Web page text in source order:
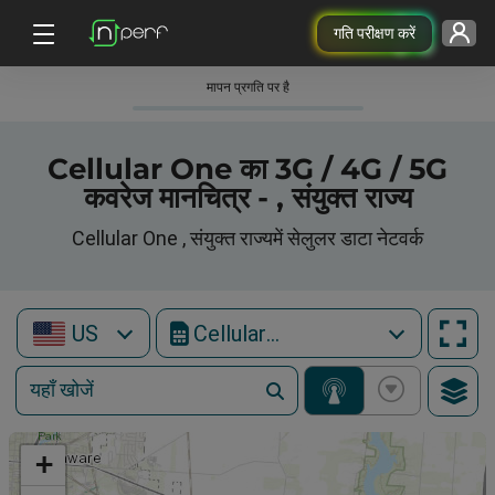
गति परीक्षण करें
मापन प्रगति पर है
Cellular One का 3G / 4G / 5G
कवरेज मानचित्र - , संयुक्त राज्य
Cellular One , संयुक्त राज्यमें सेलुलर डाटा नेटवर्क
US Cellular One
+